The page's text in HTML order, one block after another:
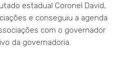
estadual Coronel David,
e conseguiu a agenda
com o governador
da governadoria.